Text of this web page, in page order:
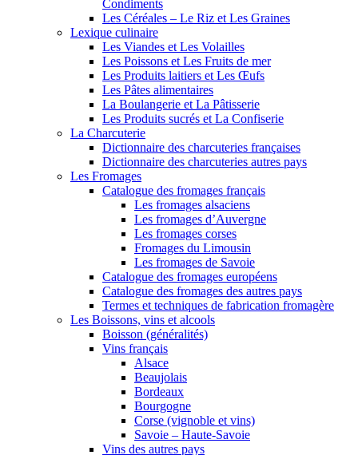
Condiments
Les Céréales – Le Riz et Les Graines
Lexique culinaire
Les Viandes et Les Volailles
Les Poissons et Les Fruits de mer
Les Produits laitiers et Les Œufs
Les Pâtes alimentaires
La Boulangerie et La Pâtisserie
Les Produits sucrés et La Confiserie
La Charcuterie
Dictionnaire des charcuteries françaises
Dictionnaire des charcuteries autres pays
Les Fromages
Catalogue des fromages français
Les fromages alsaciens
Les fromages d’Auvergne
Les fromages corses
Fromages du Limousin
Les fromages de Savoie
Catalogue des fromages européens
Catalogue des fromages des autres pays
Termes et techniques de fabrication fromagère
Les Boissons, vins et alcools
Boisson (généralités)
Vins français
Alsace
Beaujolais
Bordeaux
Bourgogne
Corse (vignoble et vins)
Savoie – Haute-Savoie
Vins des autres pays